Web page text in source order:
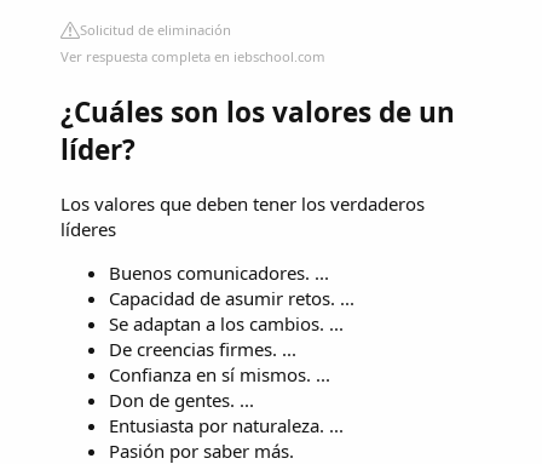
Solicitud de eliminación
Ver respuesta completa en iebschool.com
¿Cuáles son los valores de un
líder?
Los valores que deben tener los verdaderos
líderes
Buenos comunicadores. ...
Capacidad de asumir retos. ...
Se adaptan a los cambios. ...
De creencias firmes. ...
Confianza en sí mismos. ...
Don de gentes. ...
Entusiasta por naturaleza. ...
Pasión por saber más.